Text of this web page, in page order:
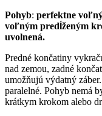
Pohyb: perfektne
voľným predĺženým
uvolnená.
Predné končatiny
nad zemou, zadné
umožňujú výdatný
paralelné. Pohyb nemá
krátkym krokom alebo